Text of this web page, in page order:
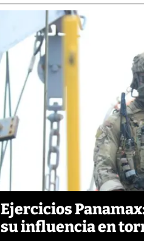
Ejercicios
su influencia en